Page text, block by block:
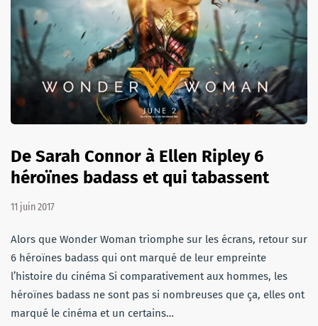
De Sarah Connor à Ellen Ripley 6
héroïnes badass et qui tabassent
11 juin 2017
Alors que Wonder Woman triomphe sur les écrans, retour sur
6 héroïnes badass qui ont marqué de leur empreinte
l’histoire du cinéma Si comparativement aux hommes, les
héroïnes badass ne sont pas si nombreuses que ça, elles ont
marqué le cinéma et un certains…